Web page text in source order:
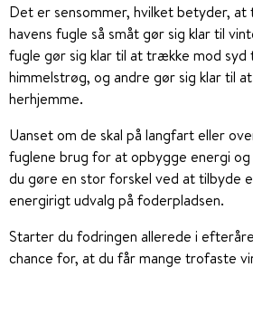
Det er sensommer, hvilket betyder,
havens fugle så småt gør sig klar til
fugle gør sig klar til at trække mod syd
himmelstrøg, og andre gør sig klar til
herhjemme.
Uanset om de skal på langfart eller
fuglene brug for at opbygge energi
du gøre en stor forskel ved at tilbyde
energirigt udvalg på foderpladsen.
Starter du fodringen allerede i
chance for, at du får mange trofaste